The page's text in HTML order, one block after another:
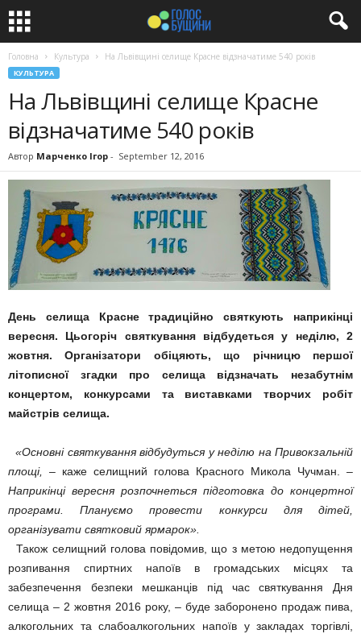
Головна Культура На Львівщині селище Красне відзначатиме 540 років
КУЛЬТУРА
На Львівщині селище Красне
відзначатиме 540 років
Автор Марченко Ігор - September 12, 2016
День селища Красне традиційно святкують наприкінці
вересня. Цьогоріч святкування відбудеться у неділю, 2
жовтня. Організатори обіцяють, що річницю першої
літописної згадки про селища відзначать незабутнім
концертом, конкурсами та виставками творчих робіт
майстрів селища.
«Основні святкування відбудуться у неділю на Привокзальній
площі,
– каже селищний голова Красного Микола Чучман. –
Наприкінці вересня розпочнеться підготовка до концертної
програми. Плануємо провести конкурси для дітей,
організувати святковий ярмарок».
Також селищний голова повідомив, що з метою недопущення
розпивання спиртних напоїв в громадських місцях та
забезпечення безпеки мешканців під час святкування Дня
селища – 2 жовтня 2016 року, – буде заборонено продаж пива,
алкогольних та слабоалкогольних напоїв у закладах торгівлі,